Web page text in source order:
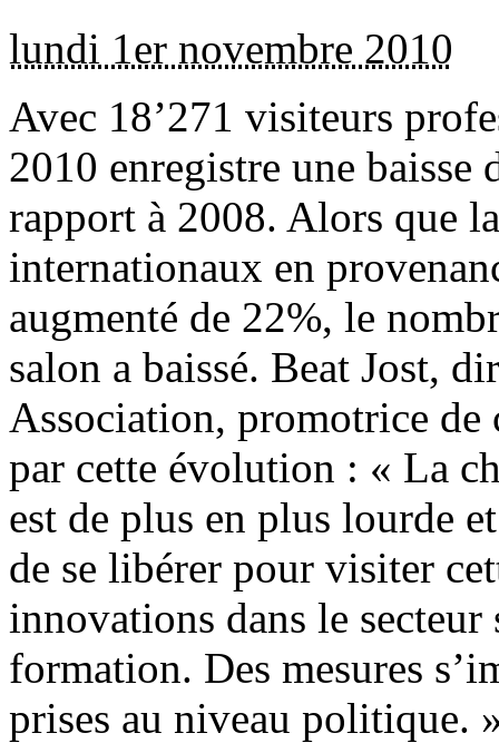
lundi 1er novembre 2010
Avec 18’271 visiteurs
2010 enregistre une
rapport à 2008. Alors que
internationaux en
augmenté de 22%, le
salon a baissé. Beat Jost,
Association, promotrice de
par cette évolution : « La
est de plus en plus lourde
de se libérer pour visiter
innovations dans le secteur
formation. Des mesures
prises au niveau politique.